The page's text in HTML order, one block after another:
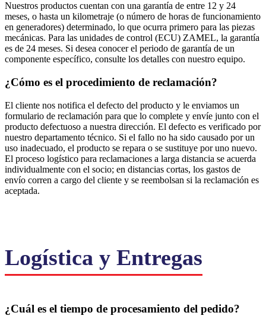
Nuestros productos cuentan con una garantía de entre 12 y 24
meses, o hasta un kilometraje (o número de horas de funcionamiento
en generadores) determinado, lo que ocurra primero para las piezas
mecánicas. Para las unidades de control (ECU) ZAMEL, la garantía
es de 24 meses. Si desea conocer el periodo de garantía de un
componente específico, consulte los detalles con nuestro equipo.
¿Cómo es el procedimiento de reclamación?
El cliente nos notifica el defecto del producto y le enviamos un
formulario de reclamación para que lo complete y envíe junto con el
producto defectuoso a nuestra dirección. El defecto es verificado por
nuestro departamento técnico. Si el fallo no ha sido causado por un
uso inadecuado, el producto se repara o se sustituye por uno nuevo.
El proceso logístico para reclamaciones a larga distancia se acuerda
individualmente con el socio; en distancias cortas, los gastos de
envío corren a cargo del cliente y se reembolsan si la reclamación es
aceptada.
Logística y Entregas
¿Cuál es el tiempo de procesamiento del pedido?